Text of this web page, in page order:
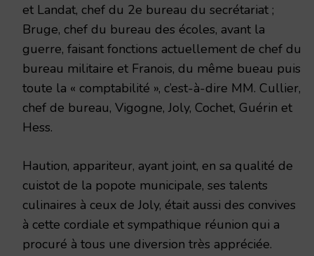
et Landat, chef du 2e bureau du secrétariat ;
Bruge, chef du bureau des écoles, avant la
guerre, faisant fonctions actuellement de chef du
bureau militaire et Franois, du même bueau puis
toute la « comptabilité », c’est-à-dire MM. Cullier,
chef de bureau, Vigogne, Joly, Cochet, Guérin et
Hess.
Haution, appariteur, ayant joint, en sa qualité de
cuistot de la popote municipale, ses talents
culinaires à ceux de Joly, était aussi des convives
à cette cordiale et sympathique réunion qui a
procuré à tous une diversion très appréciée.